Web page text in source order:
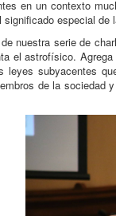
en un contexto
especial
nuestra serie de
el astrofísico.
subyacentes
de la sociedad